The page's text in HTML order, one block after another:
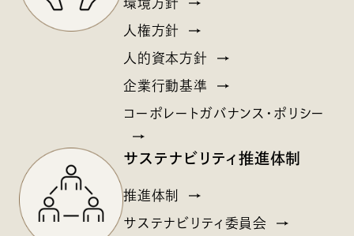
環境方針
人権方針
人的資本方針
企業行動基準
コーポレートガバナンス・ポリシー
サステナビリティ推進体制
推進体制
サステナビリティ委員会